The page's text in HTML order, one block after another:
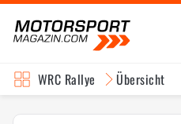
WRC Rallye Übersicht